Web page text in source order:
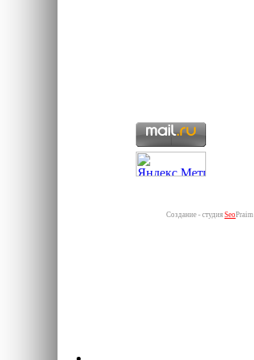
Создание - студия SeoPraim